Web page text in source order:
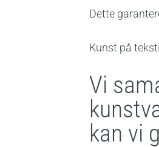
Dette
Kunst på
Vi
kan vi